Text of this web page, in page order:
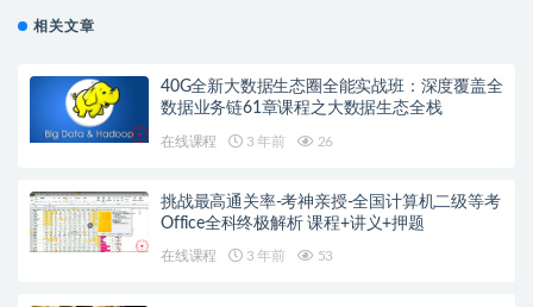
相关文章
40G全新大数据生态圈全能实战班：深度覆盖全
数据业务链61章课程之大数据生态全栈
在线课程 3 年前 26
挑战最高通关率-考神亲授-全国计算机二级等考
Office全科终极解析 课程+讲义+押题
在线课程 3 年前 53